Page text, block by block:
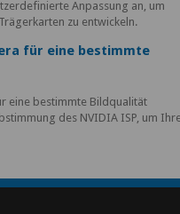
Anpassung an, um
zu entwickeln.
für eine bestimmte
eine bestimmte Bildqualität
des NVIDIA ISP, um